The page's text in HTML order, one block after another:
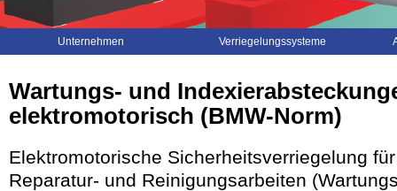
überspringenUnternehmen Verriegelungssysteme
Wartungs- und
elektromotorisch (BMW-Norm)
Elektromotorische Sicherheitsverriegelung
Reparatur- und Reinigungsarbeiten